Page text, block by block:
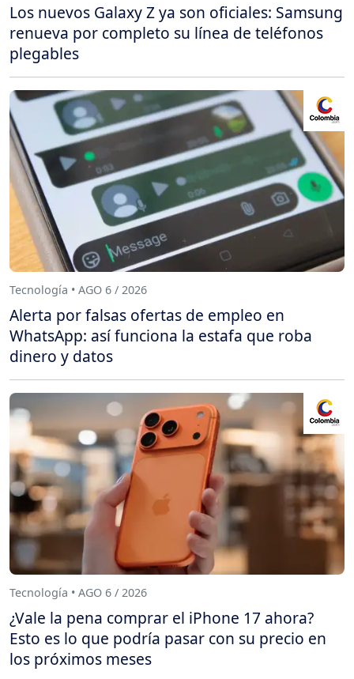
Los nuevos Galaxy Z ya son oficiales: Samsung
renueva por completo su línea de teléfonos
plegables
Tecnología • AGO 6 / 2026
Alerta por falsas ofertas de empleo en
WhatsApp: así funciona la estafa que roba
dinero y datos
Tecnología • AGO 6 / 2026
¿Vale la pena comprar el iPhone 17 ahora?
Esto es lo que podría pasar con su precio en
los próximos meses